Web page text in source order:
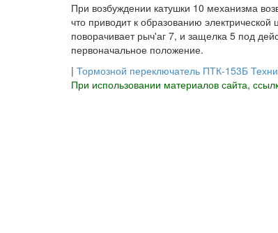
При возбуждении катушки 10 механизма
что приводит к образованию
поворачивает рыч'аг 7, и защелка 5 под
первоначальное положение.
| Тормозной переключатель ПТК-153Б
При использовании материалов сайта,